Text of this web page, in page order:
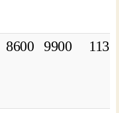
8600 9900